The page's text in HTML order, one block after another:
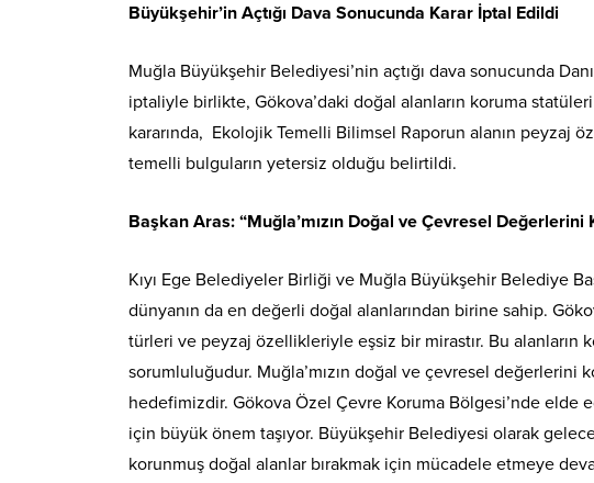
Büyükşehir’in Açtığı Dava Sonucunda Karar İptal Edildi
Muğla Büyükşehir Belediyesi’nin açtığı dava sonucunda
iptaliyle birlikte, Gökova’daki doğal alanların koruma
kararında, Ekolojik Temelli Bilimsel Raporun alanın peyzaj
temelli bulguların yetersiz olduğu belirtildi.
Başkan Aras: “Muğla’mızın Doğal ve Çevresel Değerlerini
Kıyı Ege Belediyeler Birliği ve Muğla Büyükşehir Belediye
dünyanın da en değerli doğal alanlarından birine sahip.
türleri ve peyzaj özellikleriyle eşsiz bir mirastır. Bu alanların
sorumluluğudur. Muğla’mızın doğal ve çevresel
hedefimizdir. Gökova Özel Çevre Koruma Bölgesi’nde
için büyük önem taşıyor. Büyükşehir Belediyesi olarak
korunmuş doğal alanlar bırakmak için mücadele etmeye